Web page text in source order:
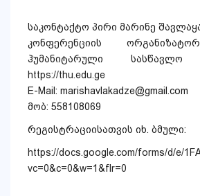
საკონტაქტო პირი მარინე
კონფერენციის
ჰუმანიტარული სასწავლო
https://thu.edu.ge
E-Mail: marishavlakadze@gmail.com
მობ: 558108069
რეგისტრაციისათვის იხ. ბმული:
https://docs.google.com/forms/d/e/
vc=0&c=0&w=1&flr=0